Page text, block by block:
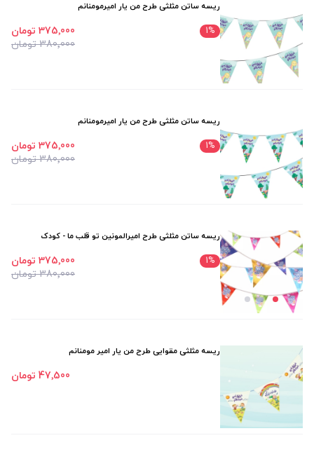
ریسه ساتن مثلثی طرح من یار امیرمومنانم
1%
380٬000 تومان
375٬000 تومان
ریسه ساتن مثلثی طرح من یار امیرمومنانم
1%
380٬000 تومان
375٬000 تومان
ریسه ساتن مثلثی طرح امیرالمونین تو قلب ما - کودک
1%
380٬000 تومان
375٬000 تومان
ریسه مثلثی مقوایی طرح من یار امیر مومنانم
47٬500 تومان